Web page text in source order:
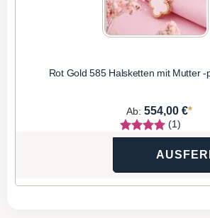
Rot Gold 585 Halsketten mit Mutter -
Ab: 554,00 €*
(1)